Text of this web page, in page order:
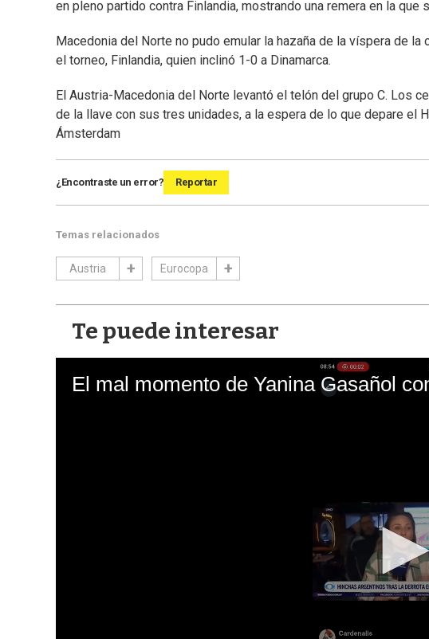
en pleno partido contra Finlandia, mostrando una remera en la que
Macedonia del Norte no pudo emular la hazaña de la víspera de
el torneo, Finlandia, quien inclinó 1-0 a Dinamarca.
El Austria-Macedonia del Norte levantó el telón del grupo C. Los
de la llave con sus tres unidades, a la espera de lo que depare el
Ámsterdam
¿Encontraste un error? Reportar
Temas relacionados
Austria Eurocopa
Te puede interesar